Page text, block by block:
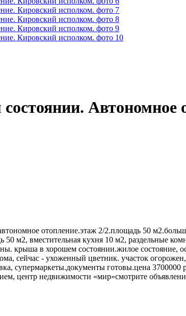
отопление.этаж 2/2.площадь 50
м2, вместительная кухня 10 м2, раздельные
крыша в хорошем состоянии.жилое состояние,
сейчас - ухоженный цветник. участок
супермаркеты.документы готовы.цена
центр недвижимости «мир»смотрите